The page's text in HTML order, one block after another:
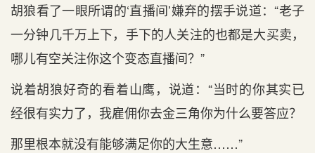
胡狼看了一眼所谓的‘直播间’嫌弃的摆手说道：“老子
一分钟几千万上下，手下的人关注的也都是大买卖，
哪儿有空关注你这个变态直播间？”
说着胡狼好奇的看着山鹰，说道：“当时的你其实已
经很有实力了，我雇佣你去金三角你为什么要答应？
那里根本就没有能够满足你的大生意……”